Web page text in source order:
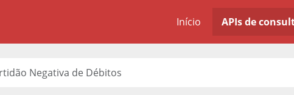
Início APIs de
Negativa de Débitos